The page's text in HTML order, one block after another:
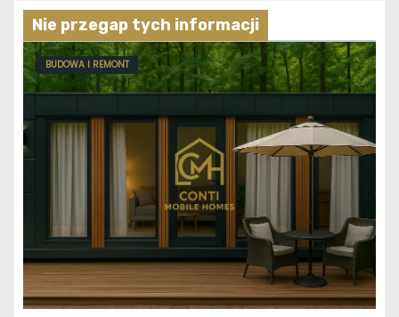
Nie przegap tych informacji
BUDOWA I REMONT